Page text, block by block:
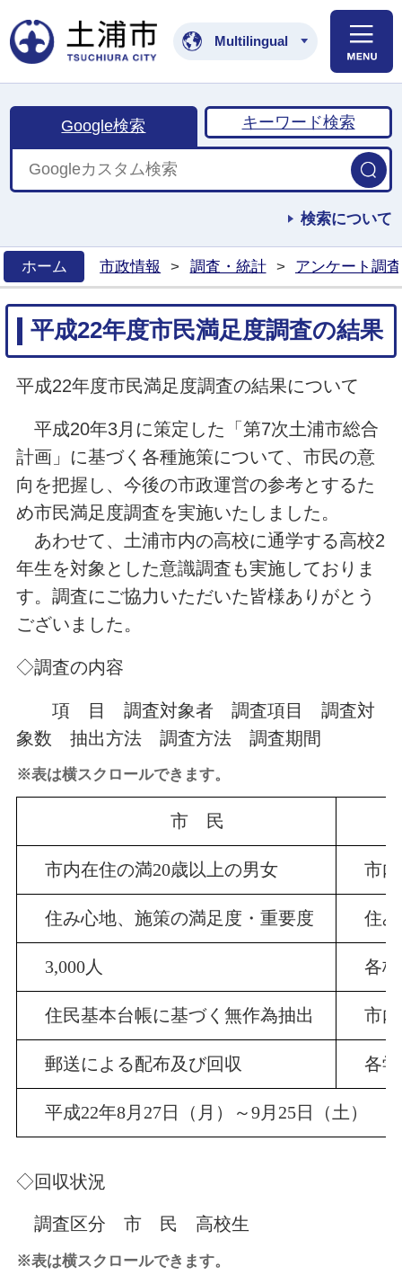
土浦市公式ホームペ
Multilingual
Google検索 キーワード検索
検索について
ホーム
市政情報 > 調査・統計 > アンケート調査
平成22年度市民満足度調査の結果
平成22年度市民満足度調査の結果について
平成20年3月に策定した「第7次土浦市総合
計画」に基づく各種施策について、市民の意
向を把握し、今後の市政運営の参考とするた
め市民満足度調査を実施いたしました。
あわせて、土浦市内の高校に通学する高校2
年生を対象とした意識調査も実施しておりま
す。調査にご協力いただいた皆様ありがとう
ございました。
◇調査の内容
項 目 調査対象者調査項目
調査対
象数 抽出方法調査方法調査期間
※表は横スクロールできます。
市 民
市内在住の満20歳以上の男女 市内
住み心地、施策の満足度・重要度 住み
3,000人 各校
住民基本台帳に基づく無作為抽出 市内
郵送による配布及び回収 各学
平成22年8月27日（月）～9月25日（土）
◇回収状況
調査区分 市 民 高校生
※表は横スクロールできます。